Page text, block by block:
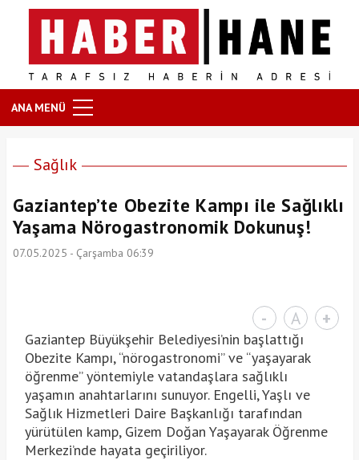
ANA MENÜ
Sağlık
Gaziantep’te Obezite Kampı ile Sağlıklı
Yaşama Nörogastronomik Dokunuş!
07.05.2025 - Çarşamba 06:39
- A +
Gaziantep Büyükşehir Belediyesi’nin başlattığı
Obezite Kampı, “nörogastronomi” ve “yaşayarak
öğrenme” yöntemiyle vatandaşlara sağlıklı
yaşamın anahtarlarını sunuyor. Engelli, Yaşlı ve
Sağlık Hizmetleri Daire Başkanlığı tarafından
yürütülen kamp, Gizem Doğan Yaşayarak Öğrenme
Merkezi’nde hayata geçiriliyor.